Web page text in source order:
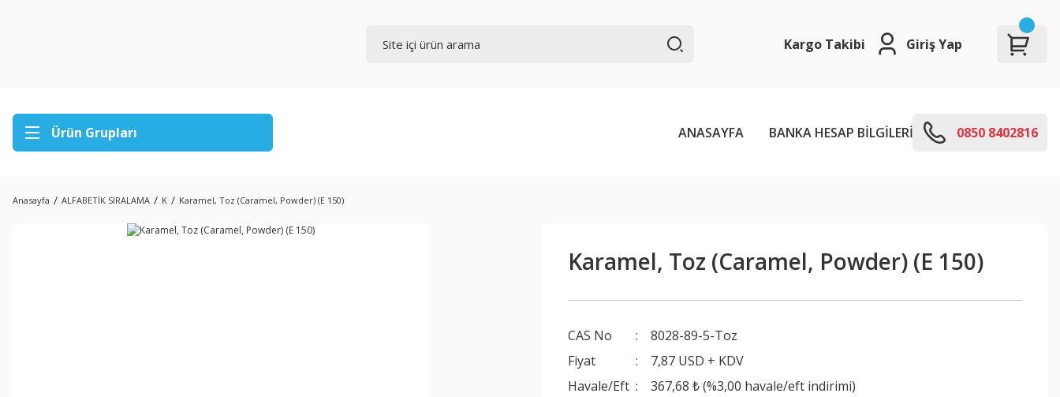
Kargo Takibi Giriş Yap
Ürün Grupları ANASAYFA BANKA HESAP BİLGİLERİ E-KODLARI
0850 8402816
Anasayfa ALFABETİK SIRALAMA K Karamel, Toz (Caramel, Powder) (E 150)
Karamel, Toz (Caramel, Powder) (E 150)
CAS No
8028-89-5-Toz
Fiyat
7,87 USD + KDV
Havale/Eft
367,68 ₺ (%3,00 havale/eft indirimi)